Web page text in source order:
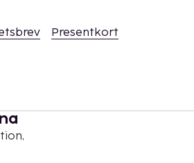
Presentkort